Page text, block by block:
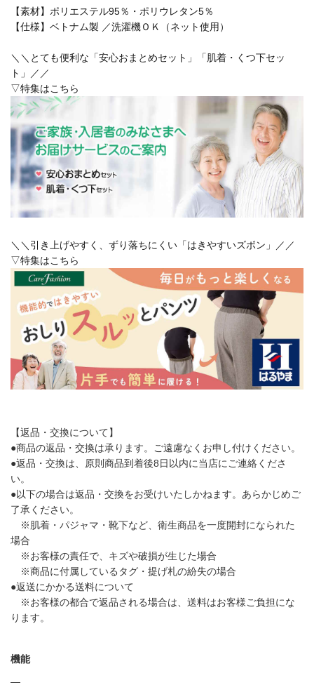
【素材】ポリエステル95％・ポリウレタン5％
【仕様】ベトナム製 ／洗濯機ＯＫ（ネット使用）
＼＼とても便利な「安心おまとめセット」「肌着・くつ下セッ
ト」／／
▽特集はこちら
＼＼引き上げやすく、ずり落ちにくい「はきやすいズボン」／／
▽特集はこちら
【返品・交換について】
●商品の返品・交換は承ります。ご遠慮なくお申し付けください。
●返品・交換は、原則商品到着後8日以内に当店にご連絡くださ
い。
●以下の場合は返品・交換をお受けいたしかねます。あらかじめご
了承ください。
※肌着・パジャマ・靴下など、衛生商品を一度開封になられた
場合
※お客様の責任で、キズや破損が生じた場合
※商品に付属しているタグ・提げ札の紛失の場合
●返送にかかる送料について
※お客様の都合で返品される場合は、送料はお客様ご負担にな
ります。
機能
―